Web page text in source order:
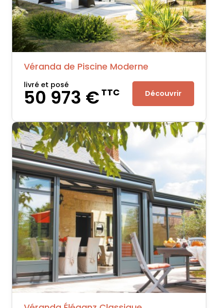
Véranda de Piscine Moderne
livré et posé
50 973 €TTC Découvrir